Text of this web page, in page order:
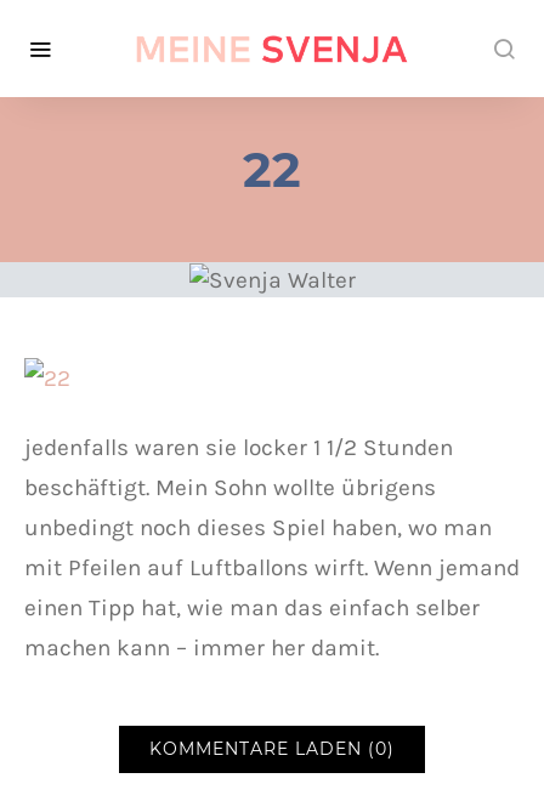
22
jedenfalls waren sie locker 1 1/2 Stunden
beschäftigt. Mein Sohn wollte übrigens
unbedingt noch dieses Spiel haben, wo man
mit Pfeilen auf Luftballons wirft. Wenn jemand
einen Tipp hat, wie man das einfach selber
machen kann – immer her damit.
KOMMENTARE LADEN (0)